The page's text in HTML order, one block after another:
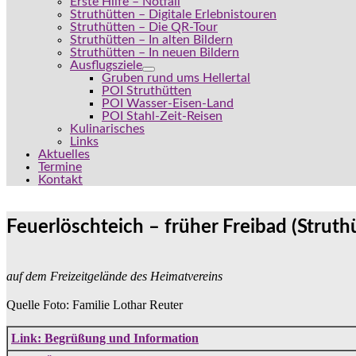
Struthütten – Digitale Erlebnistouren
Struthütten – Die QR-Tour
Struthütten – In alten Bildern
Struthütten – In neuen Bildern
Ausflugsziele
Gruben rund ums Hellertal
POI Struthütten
POI Wasser-Eisen-Land
POI Stahl-Zeit-Reisen
Kulinarisches
Links
Aktuelles
Termine
Kontakt
Feuerlöschteich – früher Freibad
auf dem Freizeitgelände des Heimatvereins
Quelle Foto: Familie Lothar Reuter
Link: Begrüßung und Information